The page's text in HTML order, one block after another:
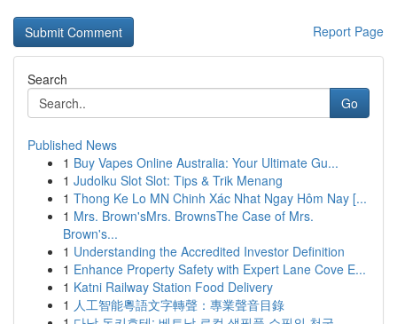
Report Page
Search
Go
Published News
1 Buy Vapes Online Australia: Your Ultimate Gu...
1 Judolku Slot Slot: Tips & Trik Menang
1 Thong Ke Lo MN Chinh Xác Nhat Ngay Hôm Nay [...
1 Mrs. Brown'sMrs. BrownsThe Case of Mrs.
Brown's...
1 Understanding the Accredited Investor Definition
1 Enhance Property Safety with Expert Lane Cove E...
1 Katni Railway Station Food Delivery
1 人工智能粵語文字轉聲：專業聲音目錄